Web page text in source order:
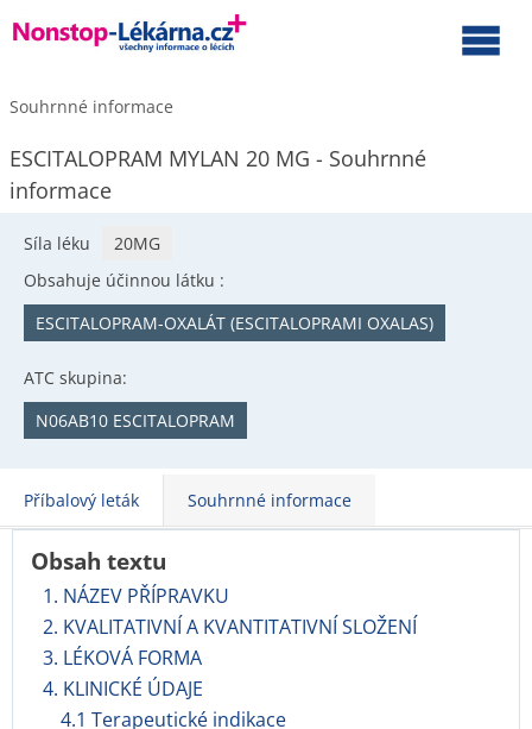
Souhrnné informace
ESCITALOPRAM MYLAN 20 MG - Souhrnné
informace
Síla léku
20MG
Obsahuje účinnou látku :
ESCITALOPRAM-OXALÁT (ESCITALOPRAMI OXALAS)
ATC skupina:
N06AB10 ESCITALOPRAM
Příbalový leták Souhrnné informace
Obsah textu
1. NÁZEV PŘÍPRAVKU
2. KVALITATIVNÍ A KVANTITATIVNÍ SLOŽENÍ
3. LÉKOVÁ FORMA
4. KLINICKÉ ÚDAJE
4.1 Terapeutické indikace